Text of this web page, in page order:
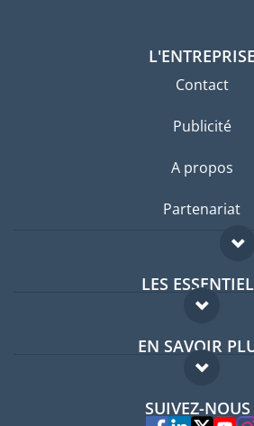
L'ENTREPRISE
Contact
Publicité
A propos
Partenariat
LES
Forum expatriés
Guides pays
EN SAVOIR
FAQ
Experts
SUIVEZ-NOUS